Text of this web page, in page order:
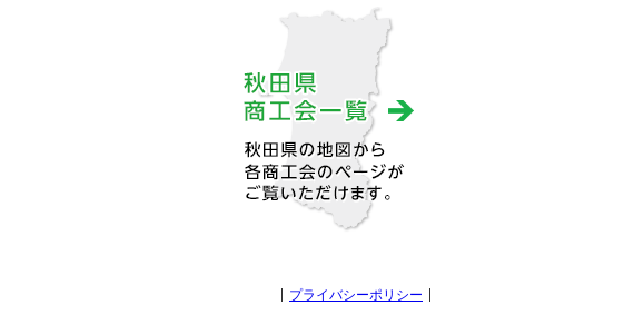
プライバシーポリシー